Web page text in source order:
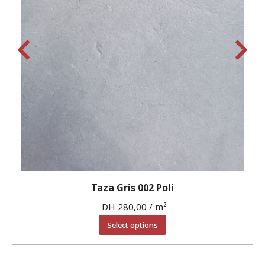
Taza Gris 002 Poli
DH 280,00 / m²
Select options